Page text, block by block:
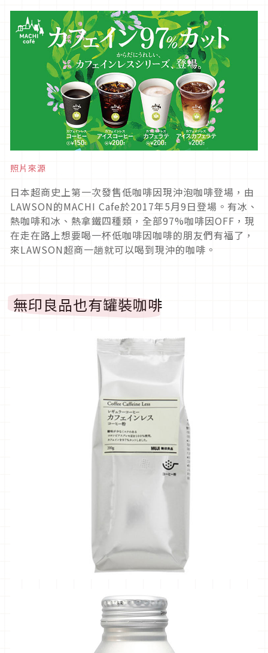
照片來源
日本超商史上第一次發售低咖啡因現沖泡咖啡登場，由
LAWSON的MACHI Cafe於2017年5月9日登場。有冰、
熱咖啡和冰、熱拿鐵四種類，全部97%咖啡因OFF，現
在走在路上想要喝一杯低咖啡因咖啡的朋友們有福了，
來LAWSON超商一趟就可以喝到現沖的咖啡。
無印良品也有罐裝咖啡